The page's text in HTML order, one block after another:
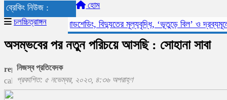
ব্রেকিং নিউজ :
লোডশেডিং, বিদ্যুতের মূল্যবৃদ্ধি, ‘ভূতুড়ে বিল’ ও দ্রব্যমূল্যের
হোম
চলচ্চিত্রাঙ্গন
অসম্ভবের পর নতুন পরিচয়ে আসছি : সোহানা সাবা
নিজস্ব প্রতিবেদক
প্রকাশিত: ৫ নভেম্বর, ২০২৩, ৪:৩৬ অপরাহ্ণ